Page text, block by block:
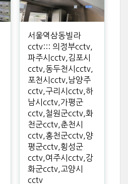
서울역삼동빌라
cctv::: 의정부cctv,
파주시cctv,김포시
cctv,동두천시cctv,
포천시cctv,남양주
cctv,구리시cctv,하
남시cctv,가평군
cctv,철원군cctv,화
천군cctv,춘천시
cctv,홍천군cctv,양
평군cctv,횡성군
cctv,여주시cctv,강
화군cctv,고양시
cctv